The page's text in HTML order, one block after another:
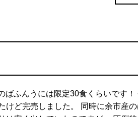
ばふんうには限定30食くらいです！
けど完売しました。 同時に余市産